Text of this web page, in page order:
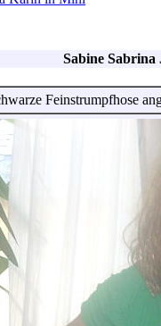
Sabine
Feinstrumpfhose